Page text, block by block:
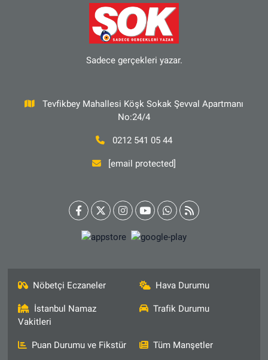
Sadece gerçekleri yazar.
Tevfikbey Mahallesi Köşk Sokak Şevval Apartmanı
No:24/4
0212 541 05 44
[email protected]
Nöbetçi Eczaneler Hava Durumu
İstanbul Namaz
Vakitleri
Trafik Durumu
Puan Durumu ve Fikstür Tüm Manşetler